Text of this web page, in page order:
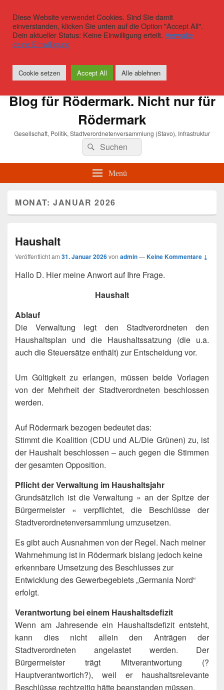
Blog für Rödermark. Nicht nur für
Rödermark
Gesellschaft, Politik, Stadtverordnetenversammlung (Stavo), Infrastruktur
Suchen
nach:
Suchen
Menü
MONAT:JANUAR 2026
Haushalt
Veröffentlicht am 31. Januar 2026von admin—Keine Kommentare ↓
Hallo D. Hier meine Anwort auf Ihre Frage.
Haushalt
Ablauf
Die Verwaltung legt den Stadtverordneten den
Haushaltsplan und die Haushaltssatzung (die u.a.
auch die Steuersätze enthält) zur Entscheidung vor.
Um Gültigkeit zu erlangen, müssen beide Vorlagen
von der Mehrheit der Stadtverordneten beschlossen
werden.
Auf Rödermark bezogen bedeutet das:
Stimmt die Koalition (CDU und AL/Die Grünen) zu, ist
der Haushalt beschlossen – auch gegen die Stimmen
der gesamten Opposition.
Pflicht der Verwaltung im Haushaltsjahr
Grundsätzlich ist die Verwaltung » an der Spitze der
Bürgermeister « verpflichtet, die Beschlüsse der
Stadtverordnetenversammlung umzusetzen.
Es gibt auch Ausnahmen von der Regel. Nach meiner
Wahrnehmung ist in Rödermark bislang jedoch keine
erkennbare Umsetzung des Beschlusses zur
Entwicklung des Gewerbegebiets „Germania Nord“
erfolgt.
Verantwortung bei einem Haushaltsdefizit
Wenn am Jahresende ein Haushaltsdefizit entsteht,
kann dies nicht allein den Anträgen der
Stadtverordneten angelastet werden. Der
Bürgermeister trägt Mitverantwortung (?
Hauptverantwortich?), weil er haushaltsrelevante
Beschlüsse rechtzeitig hätte beanstanden müssen.
Diese Website verwendet Cookies. Sind Sie damit
einverstanden, klicken Sie unten auf die Option "Accept All".
Dein aktueller Status: Keine Einwilligung erteilt. Verwalte
deine Einwilligung
Cookie setzen Accept All Alle ablehnen